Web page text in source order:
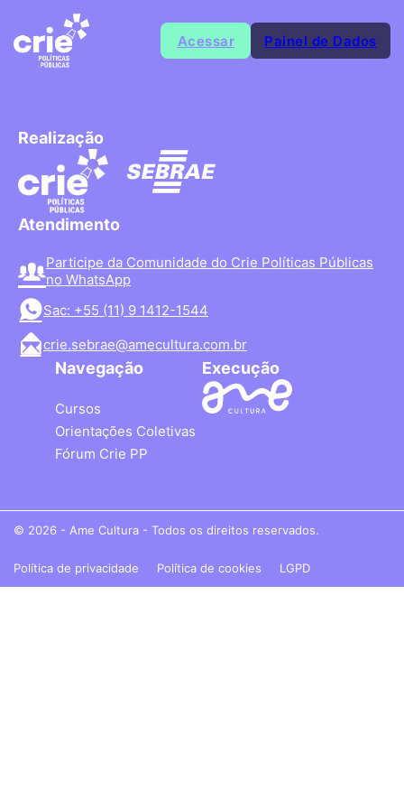
Acessar Painel de Dados
Realização
Atendimento
Participe da Comunidade do Crie Políticas Públicas
no WhatsApp
Sac: +55 (11) 9 1412-1544
crie.sebrae@amecultura.com.br
Navegação
Cursos
Orientações Coletivas
Fórum Crie PP
Execução
© 2026 - Ame Cultura - Todos os direitos reservados.
Política de privacidade Política de cookies LGPD